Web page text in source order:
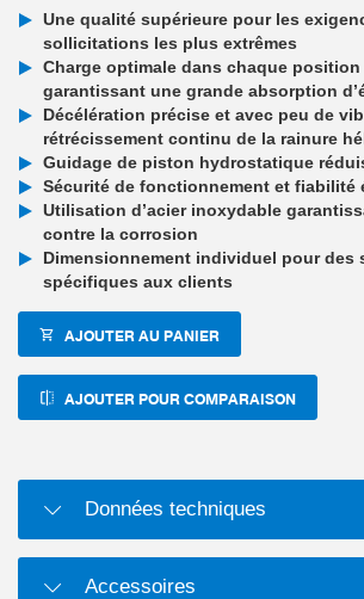
Une qualité supérieure pour les
sollicitations les plus extrêmes
Charge optimale dans chaque
garantissant une grande absorption
Décélération précise et avec peu de
rétrécissement continu de la rainure
Guidage de piston hydrostatique
Sécurité de fonctionnement et fiabilité
Utilisation d’acier inoxydable
contre la corrosion
Dimensionnement individuel pour des
spécifiques aux clients
AJOUTER AU PANIER
AJOUTER POUR COMPARAISON
Données techniques
Accessoires